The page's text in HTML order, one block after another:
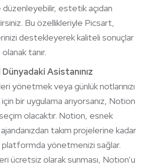
estetik açıdan
Bu özellikleriyle Picsart,
destekleyerek kaliteli sonuçlar
tanır.
Asistanınız
yönetmek veya günlük notlarınızı
bir uygulama arıyorsanız, Notion
olacaktır. Notion, esnek
ajandanızdan takım projelerine kadar
yönetmenizi sağlar.
ücretsiz olarak sunması, Notion’u